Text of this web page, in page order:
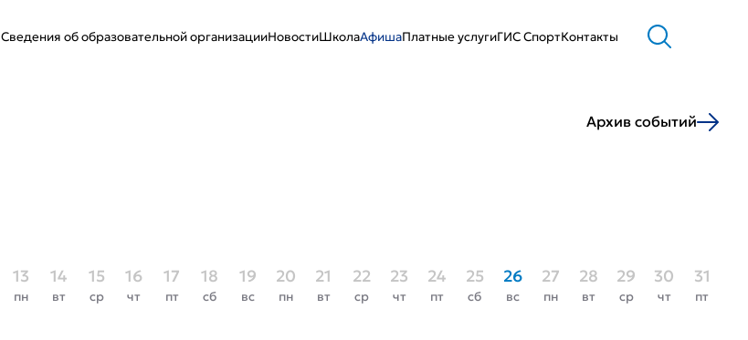
Сведения об образовательной организацииНовостиШколаАфишаПлатные услугиГИС CпортКонтакты
Архив событий
13
пн
14
вт
15
ср
16
чт
17
пт
18
сб
19
вс
20
пн
21
вт
22
ср
23
чт
24
пт
25
сб
26
вс
27
пн
28
вт
29
ср
30
чт
31
пт